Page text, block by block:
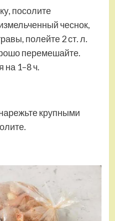
посоли­те
чеснок,
полейте 2 ст. л.
перемешайте.
на 1–8 ч.
крупными